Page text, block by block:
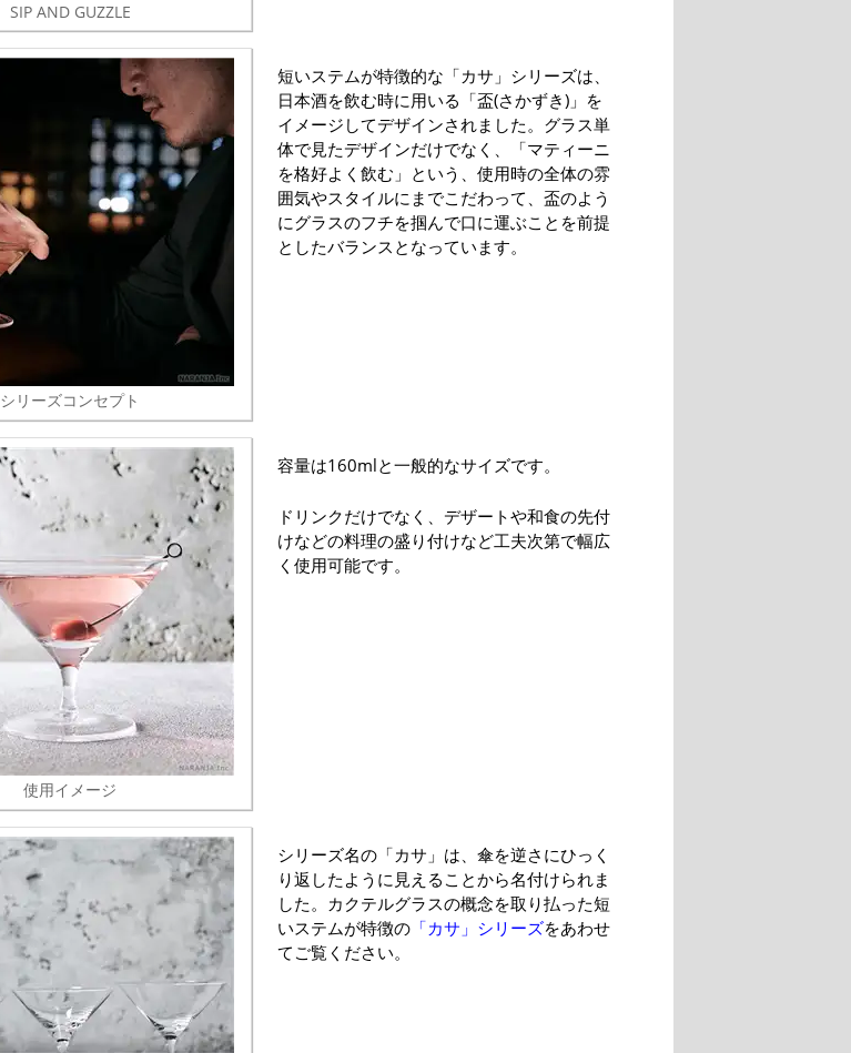
SIP AND GUZZLE
シリーズコンセプト
短いステムが特徴的な「カサ」シリーズは、
日本酒を飲む時に用いる「盃(さかずき)」を
イメージしてデザインされました。グラス単
体で見たデザインだけでなく、「マティーニ
を格好よく飲む」という、使用時の全体の雰
囲気やスタイルにまでこだわって、盃のよう
にグラスのフチを掴んで口に運ぶことを前提
としたバランスとなっています。
使用イメージ
容量は160mlと一般的なサイズです。
ドリンクだけでなく、デザートや和食の先付
けなどの料理の盛り付けなど工夫次第で幅広
く使用可能です。
シリーズ名の「カサ」は、傘を逆さにひっく
り返したように見えることから名付けられま
した。カクテルグラスの概念を取り払った短
いステムが特徴の「カサ」シリーズをあわせ
てご覧ください。